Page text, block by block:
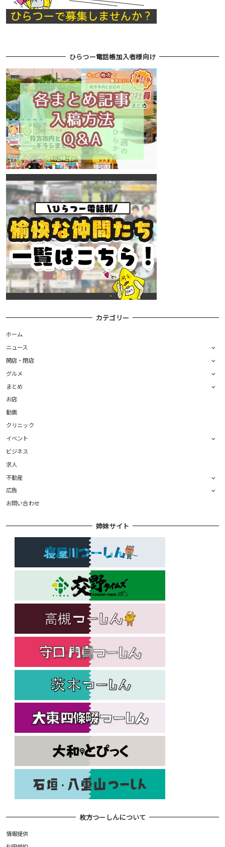
ひらつー電話帳加入者様向け
カテゴリー
ホーム
ニュース
開店・閉店
グルメ
まとめ
お店
動画
クリニック
イベント
ビジネス
求人
不動産
広告
お問い合わせ
姉妹サイト
枚方つーしんについて
情報提供